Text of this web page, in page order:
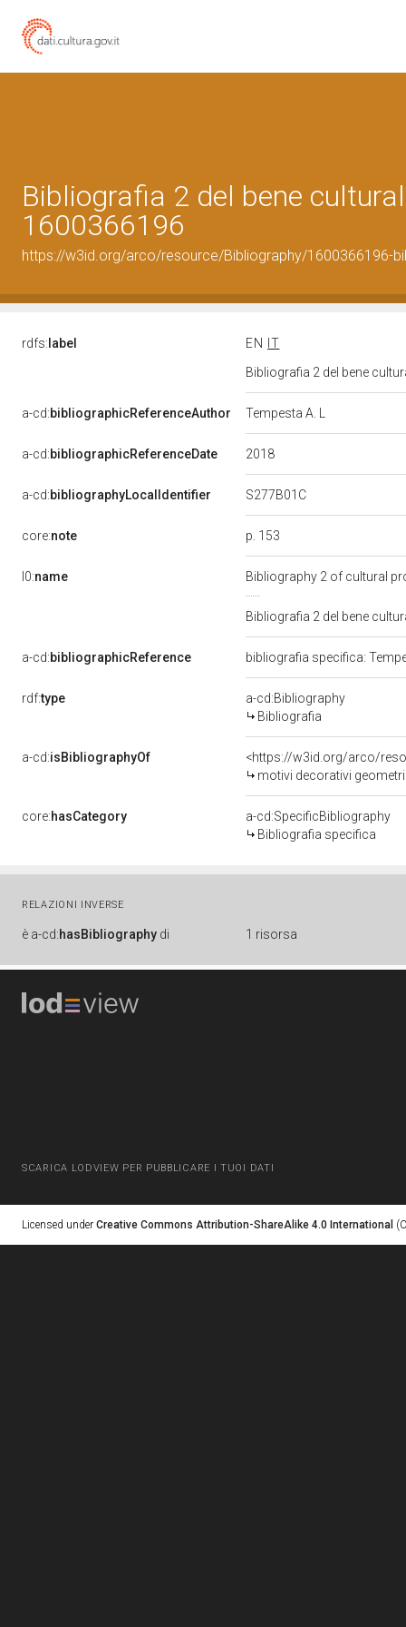
Bibliografia 2 del bene
1600366196
https://w3id.org/arco/resource/Bibliography/1600366196-
rdfs: label EN
IT
Bibliografia 2 del bene
a-cd:bibliographicReferenceAuthor Tempesta A. L
a-cd:bibliographicReferenceDate 2018
a-cd:bibliographyLocalIdentifier S277B01C
core:note p. 153
l0:name Bibliography 2 of cultural
Bibliografia 2 del bene
a-cd:bibliographicReference bibliografia specifica:
rdf:type
a-cd:Bibliography
Bibliografia
a-cd:isBibliographyOf
<https://w3id.org/arco/
motivi decorativi
core:hasCategory
a-cd:SpecificBibliography
Bibliografia specifica
RELAZIONI INVERSE
è a-cd:hasBibliography di 1 risorsa
SCARICA LODVIEW PER PUBBLICARE I TUOI DATI
Licensed under Creative Commons Attribution-ShareAlike 4.0 International